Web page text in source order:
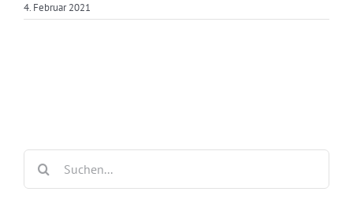
4. Februar 2021
nach: